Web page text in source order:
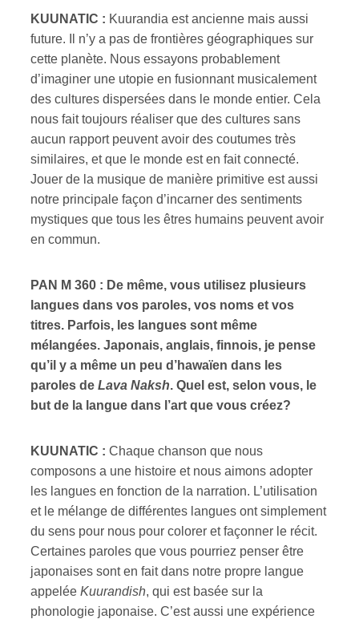
KUUNATIC : Kuurandia est ancienne mais aussi
future. Il n’y a pas de frontières géographiques sur
cette planète. Nous essayons probablement
d’imaginer une utopie en fusionnant musicalement
des cultures dispersées dans le monde entier. Cela
nous fait toujours réaliser que des cultures sans
aucun rapport peuvent avoir des coutumes très
similaires, et que le monde est en fait connecté.
Jouer de la musique de manière primitive est aussi
notre principale façon d’incarner des sentiments
mystiques que tous les êtres humains peuvent avoir
en commun.
PAN M 360 : De même, vous utilisez plusieurs
langues dans vos paroles, vos noms et vos
titres. Parfois, les langues sont même
mélangées. Japonais, anglais, finnois, je pense
qu’il y a même un peu d’hawaïen dans les
paroles de Lava Naksh. Quel est, selon vous, le
but de la langue dans l’art que vous créez?
KUUNATIC : Chaque chanson que nous
composons a une histoire et nous aimons adopter
les langues en fonction de la narration. L’utilisation
et le mélange de différentes langues ont simplement
du sens pour nous pour colorer et façonner le récit.
Certaines paroles que vous pourriez penser être
japonaises sont en fait dans notre propre langue
appelée Kuurandish, qui est basée sur la
phonologie japonaise. C’est aussi une expérience